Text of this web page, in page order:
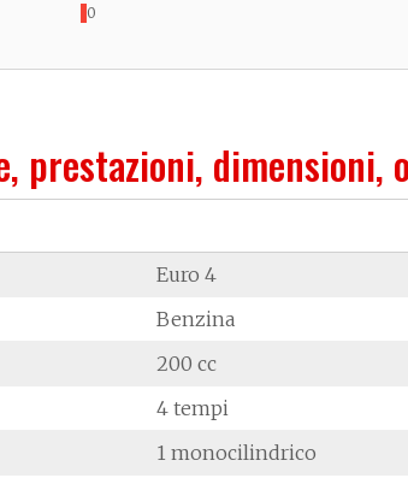
0
prestazioni, dimensioni,
Euro 4
Benzina
200 cc
4 tempi
1 monocilindrico